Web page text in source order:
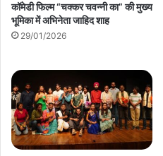
कॉमेडी फिल्म “चक्कर चवन्नी का” की मुख्य
भूमिका में अभिनेता जाहिद शाह
29/01/2026